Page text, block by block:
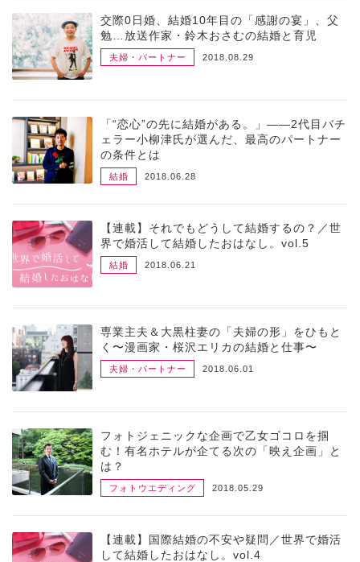
交際0日婚、結婚10年目の「感謝の宴」、父
勉…放送作家・鈴木おさむの結婚と育児
夫婦・パートナー 2018.08.29
「“恋心”の先に結婚がある。」――2代目バチ
ェラー小柳津氏が選んだ、最高のパートナー
の条件とは
結婚 2018.06.28
【連載】それでもどうして結婚するの？／世
界で婚活して結婚したおはなし。vol.5
結婚 2018.06.21
専業主夫＆大黒柱妻の「夫婦の形」をひもと
く〜漫画家・桜沢エリカの結婚と仕事〜
夫婦・パートナー 2018.06.01
フォトジェニックな企画で乙女ゴコロを掴
む！有名ホテルが企てる次の「映え企画」と
は？
フォトウエディング 2018.05.29
【連載】国際結婚の不安や疑問／世界で婚活
して結婚したおはなし。vol.4